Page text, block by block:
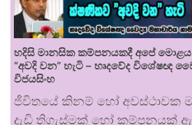
හදිසි මානසික කම්පනයකදී අපේ
“අවදි වන” හැටි – හෘදවේද විශේෂඥ
විජයසිංහ
ජීවිතයේ කිනම් හෝ අවස්ථාවක
දැඩි තිගැස්මක් හෝ කම්පනයක්